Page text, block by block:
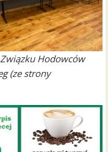
Hodowców
(ze strony